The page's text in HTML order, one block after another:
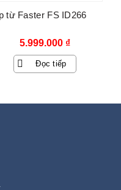
từ Faster FS ID266
5.999.000 ₫
Đọc tiếp